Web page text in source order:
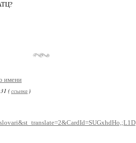
имени
(ссылка )